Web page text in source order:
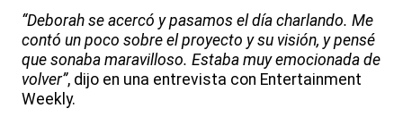
“Deborah se acercó y pasamos el día charlando. Me
contó un poco sobre el proyecto y su visión, y pensé
que sonaba maravilloso. Estaba muy emocionada de
volver”, dijo en una entrevista con Entertainment
Weekly.